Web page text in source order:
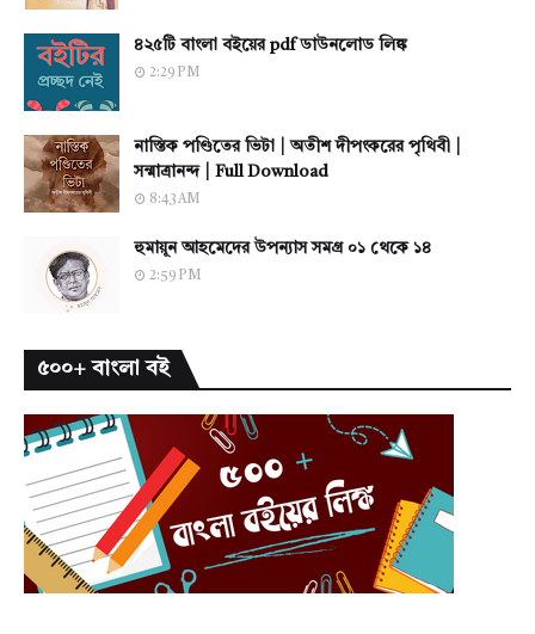
৪২৫টি বাংলা বইয়ের pdf ডাউনলোড লিঙ্ক
2:29 PM
নাস্তিক পণ্ডিতের ভিটা | অতীশ দীপংকরের পৃথিবী |
সন্মাত্রানন্দ | Full Download
8:43 AM
হুমায়ূন আহমেদের উপন্যাস সমগ্র ০১ থেকে ১৪
2:59 PM
৫০০+ বাংলা বই